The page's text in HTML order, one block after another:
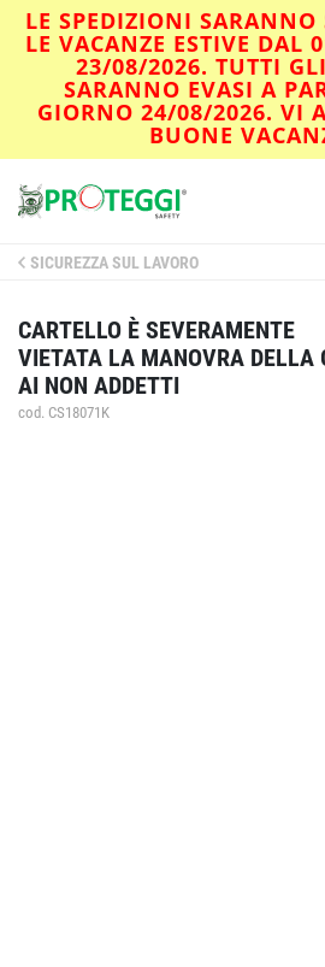
LE SPEDIZIONI SARANNO
LE VACANZE ESTIVE DAL
23/08/2026. TUTTI
SARANNO EVASI A
GIORNO 24/08/2026. VI
BUONE
SICUREZZA SUL LAVORO
CARTELLO È SEVERAMENTE
VIETATA LA MANOVRA DELLA
AI NON ADDETTI
cod. CS18071K